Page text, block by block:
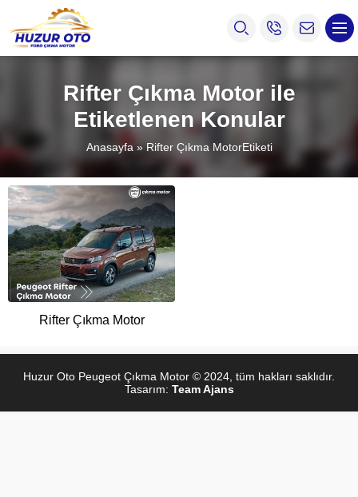
Rifter Çıkma Motor ile
Etiketlenen Konular
Anasayfa»Rifter Çıkma MotorEtiketi
Rifter Çıkma Motor
Huzur Oto Peugeot Çıkma Motor © 2024, tüm hakları saklıdır.
Tasarım: Team Ajans